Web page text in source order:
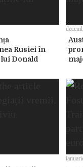
Rusiei în
Donald